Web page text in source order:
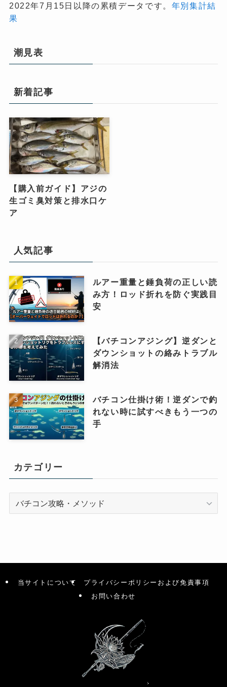
2022年7月15日以降の累積データです。 年別集計結
果
潮見表
新着記事
【購入前ガイド】アジの
生ゴミ臭対策と排水口ケ
ア
人気記事
ルアー重量と錘負荷の正しい読
み方！ロッド折れを防ぐ実践目
安
【バチコンアジング】逆ダンと
ダウンショットの絡みトラブル
解消法
バチコン仕掛け術！逆ダンで釣
れない時に試すべきもう一つの
手
カテゴリー
当サイトについて
プライバシーポリシーおよび免責事項
お問い合わせ